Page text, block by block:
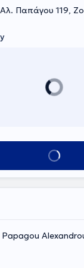
Παπάγου 119,
Book